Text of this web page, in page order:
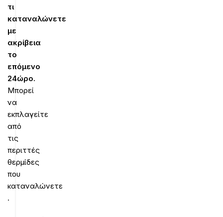
τι
καταναλώνετε
με
ακρίβεια
το
επόμενο
24ώρο.
Μπορεί
να
εκπλαγείτε
από
τις
περιττές
θερμίδες
που
καταναλώνετε
.